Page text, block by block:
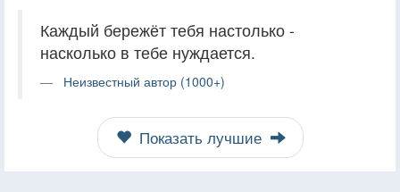
Каждый бережёт тебя настолько -
насколько в тебе нуждается.
Неизвестный автор (1000+)
Показать лучшие